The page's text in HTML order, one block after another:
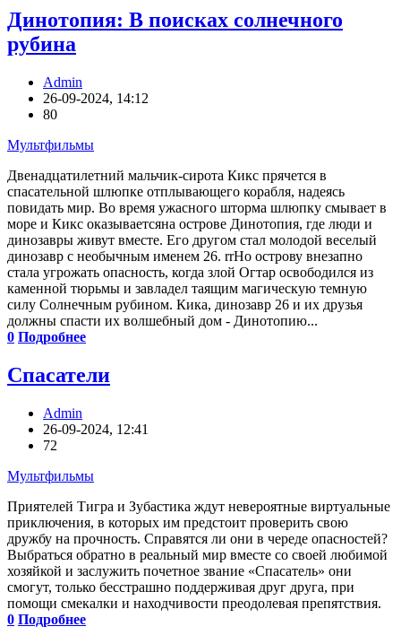
Динотопия: В поисках солнечного
рубина
Admin
26-09-2024, 14:12
80
Мультфильмы
Двенадцатилетний мальчик-сирота Кикс прячется в
спасательной шлюпке отплывающего корабля, надеясь
повидать мир. Во время ужасного шторма шлюпку смывает в
море и Кикс оказываетсяна острове Динотопия, где люди и
динозавры живут вместе. Его другом стал молодой веселый
динозавр с необычным именем 26. rrНо острову внезапно
стала угрожать опасность, когда злой Огтар освободился из
каменной тюрьмы и завладел таящим магическую темную
силу Солнечным рубином. Кика, динозавр 26 и их друзья
должны спасти их волшебный дом - Динотопию...
0 Подробнее
Спасатели
Admin
26-09-2024, 12:41
72
Мультфильмы
Приятелей Тигра и Зубастика ждут невероятные виртуальные
приключения, в которых им предстоит проверить свою
дружбу на прочность. Справятся ли они в череде опасностей?
Выбраться обратно в реальный мир вместе со своей любимой
хозяйкой и заслужить почетное звание «Спасатель» они
смогут, только бесстрашно поддерживая друг друга, при
помощи смекалки и находчивости преодолевая препятствия.
0 Подробнее